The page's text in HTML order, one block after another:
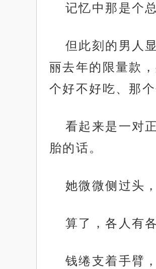
记忆中那是个
但此刻的男人
丽去年的限量款
个好不好吃、那
看起来是一对
胎的话。
她微微侧过头
算了，各人有
钱绻支着手臂